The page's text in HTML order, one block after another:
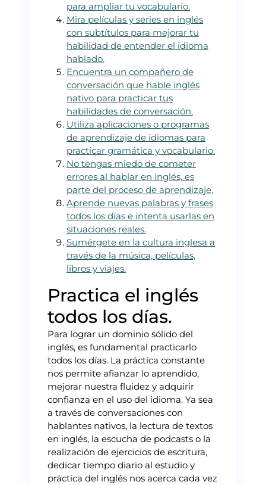
para ampliar tu vocabulario.
Mira películas y series en inglés
con subtítulos para mejorar tu
habilidad de entender el idioma
hablado.
Encuentra un compañero de
conversación que hable inglés
nativo para practicar tus
habilidades de conversación.
Utiliza aplicaciones o programas
de aprendizaje de idiomas para
practicar gramática y vocabulario.
No tengas miedo de cometer
errores al hablar en inglés, es
parte del proceso de aprendizaje.
Aprende nuevas palabras y frases
todos los días e intenta usarlas en
situaciones reales.
Sumérgete en la cultura inglesa a
través de la música, películas,
libros y viajes.
Practica el inglés
todos los días.
Para lograr un dominio sólido del
inglés, es fundamental practicarlo
todos los días. La práctica constante
nos permite afianzar lo aprendido,
mejorar nuestra fluidez y adquirir
confianza en el uso del idioma. Ya sea
a través de conversaciones con
hablantes nativos, la lectura de textos
en inglés, la escucha de podcasts o la
realización de ejercicios de escritura,
dedicar tiempo diario al estudio y
práctica del inglés nos acerca cada vez